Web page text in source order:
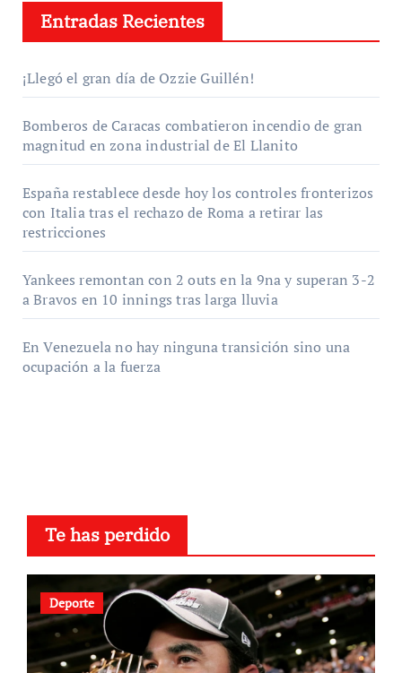
Entradas Recientes
¡Llegó el gran día de Ozzie Guillén!
Bomberos de Caracas combatieron incendio de gran
magnitud en zona industrial de El Llanito
España restablece desde hoy los controles fronterizos
con Italia tras el rechazo de Roma a retirar las
restricciones
Yankees remontan con 2 outs en la 9na y superan 3-2
a Bravos en 10 innings tras larga lluvia
En Venezuela no hay ninguna transición sino una
ocupación a la fuerza
Te has perdido
Deporte